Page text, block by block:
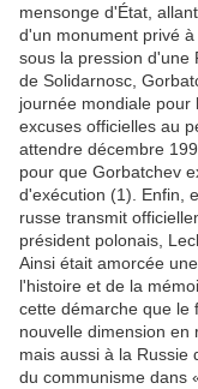
mensonge d'État,
d'un monument privé
sous la pression d'une
de Solidarnosc,
journée mondiale pour
excuses officielles au
attendre décembre
pour que Gorbatchev
d'exécution (1). Enfin,
russe transmit
président polonais,
Ainsi était amorcée
l'histoire et de la
cette démarche que le
nouvelle dimension en
mais aussi à la Russie
du communisme dans